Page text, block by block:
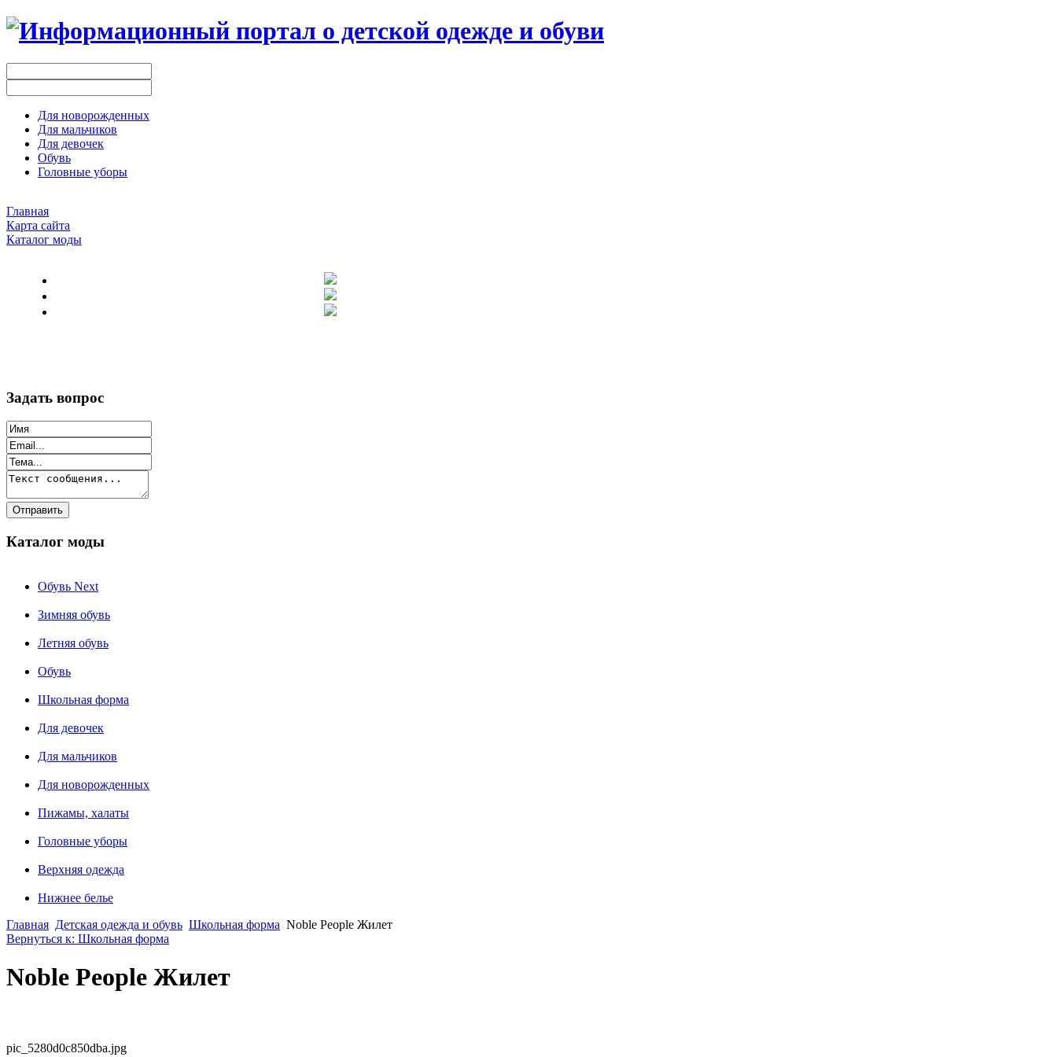
Для новорожденных
Для мальчиков
Для девочек
Обувь
Головные уборы
Главная
Карта сайта
Каталог моды
Задать вопрос
Каталог моды
Обувь Next
Зимняя обувь
Летняя обувь
Обувь
Школьная форма
Для девочек
Для мальчиков
Для новорожденных
Пижамы, халаты
Головные уборы
Верхняя одежда
Нижнее белье
Главная Детская одежда и обувь Школьная форма Noble People Жилет
Вернуться к: Школьная форма
Noble People Жилет
pic_5280d0c850dba.jpg